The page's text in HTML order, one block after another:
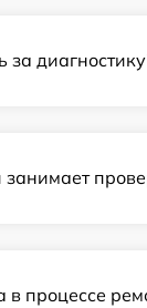
за
в процессе